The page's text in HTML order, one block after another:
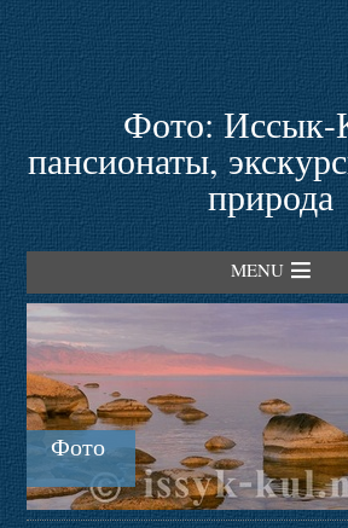
Фото: Иссык-
пансионаты,
природа
MENU
Гостевые дома
Пансионаты
Фото